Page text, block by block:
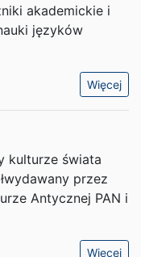
akademickie i
języków
Więcej
kulturze świata
przez
Antycznej PAN i
Więcej